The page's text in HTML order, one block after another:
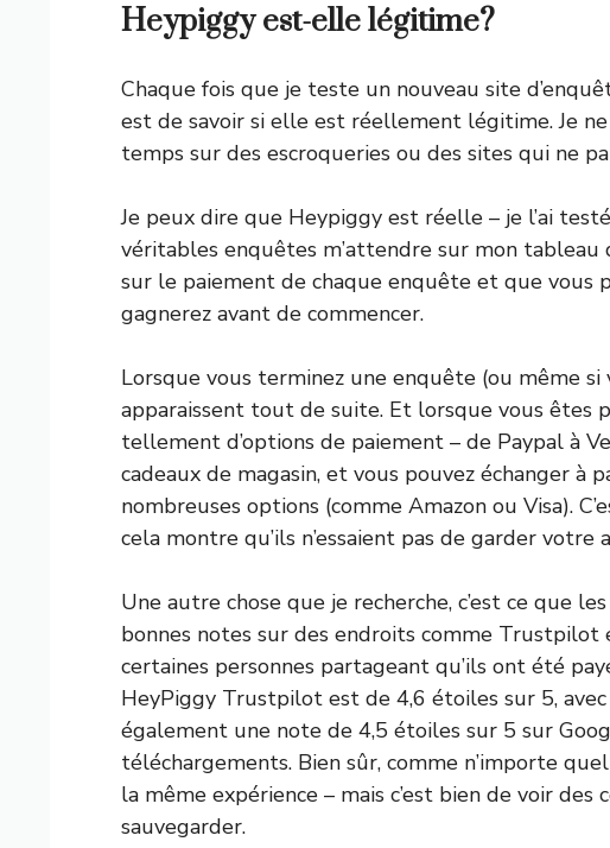
Heypiggy est-elle légitime?
Chaque fois que je teste un nouveau site
est de savoir si elle est réellement légitime. Je
temps sur des escroqueries ou des sites qui ne
Je peux dire que Heypiggy est réelle – je l’ai
véritables enquêtes m’attendre sur mon tableau
sur le paiement de chaque enquête et que vous
gagnerez avant de commencer.
Lorsque vous terminez une enquête (ou même si
apparaissent tout de suite. Et lorsque vous êtes
tellement d’options de paiement – de Paypal à
cadeaux de magasin, et vous pouvez échanger
nombreuses options (comme Amazon ou Visa).
cela montre qu’ils n’essaient pas de garder votre
Une autre chose que je recherche, c’est ce que
bonnes notes sur des endroits comme Trustpilot
certaines personnes partageant qu’ils ont été
HeyPiggy Trustpilot est de 4,6 étoiles sur 5,
également une note de 4,5 étoiles sur 5 sur
téléchargements. Bien sûr, comme n’importe
la même expérience – mais c’est bien de voir
sauvegarder.